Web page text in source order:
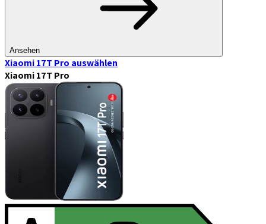
Ansehen
Xiaomi 17T Pro auswählen
Xiaomi 17T Pro